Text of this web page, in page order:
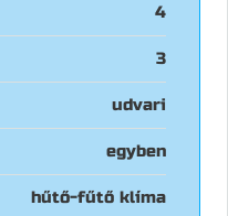
4
3
udvari
egyben
hűtő-fűtő klíma